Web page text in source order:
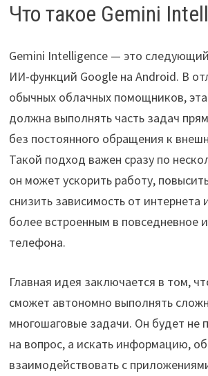
Что такое Gemini
Gemini Intelligence — это
ИИ-функций Google на Android. В
обычных облачных помощников,
должна выполнять часть задач
без постоянного обращения к
Такой подход важен сразу по
он может ускорить работу,
снизить зависимость от интернета
более встроенным в повседневное
телефона.
Главная идея заключается в том,
сможет автономно выполнять
многошаговые задачи. Он будет не
на вопрос, а искать информацию,
взаимодействовать с